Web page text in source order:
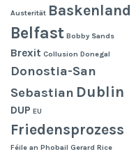
Austerität Baskenland
Belfast Bobby Sands
Brexit Collusion Donegal
Donostia-San
Sebastian Dublin
DUP EU
Friedensprozess
Féile an Phobail Gerard Rice